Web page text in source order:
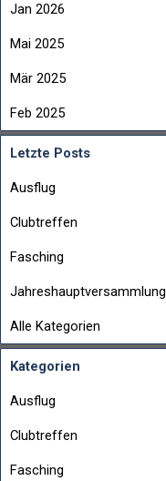
Jan 2026
Mai 2025
Mär 2025
Feb 2025
Letzte Posts
Ausflug
Clubtreffen
Fasching
Jahreshauptversammlung
Alle Kategorien
Kategorien
Ausflug
Clubtreffen
Fasching